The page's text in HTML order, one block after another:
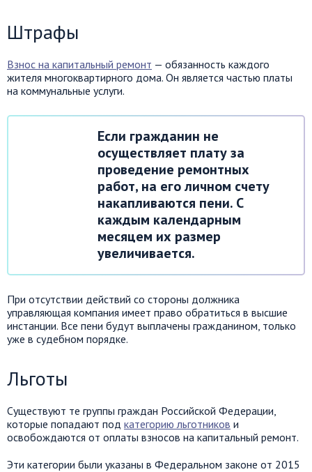
Штрафы
Взнос на капитальный ремонт — обязанность каждого
жителя многоквартирного дома. Он является частью платы
на коммунальные услуги.
Если гражданин не
осуществляет плату за
проведение ремонтных
работ, на его личном счету
накапливаются пени. С
каждым календарным
месяцем их размер
увеличивается.
При отсутствии действий со стороны должника
управляющая компания имеет право обратиться в высшие
инстанции. Все пени будут выплачены гражданином, только
уже в судебном порядке.
Льготы
Существуют те группы граждан Российской Федерации,
которые попадают под категорию льготников и
освобождаются от оплаты взносов на капитальный ремонт.
Эти категории были указаны в Федеральном законе от 2015